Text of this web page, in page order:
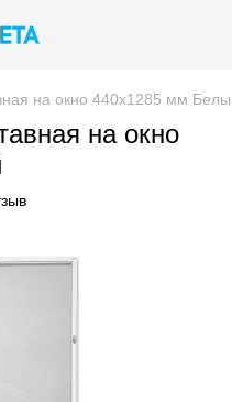
на окно 440х1285 мм
на окно